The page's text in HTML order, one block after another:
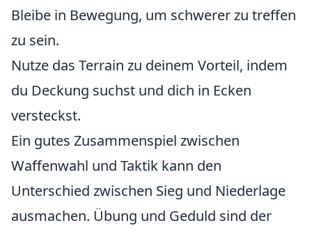
Bleibe in Bewegung, um schwerer zu treffen
zu sein.
Nutze das Terrain zu deinem Vorteil, indem
du Deckung suchst und dich in Ecken
versteckst.
Ein gutes Zusammenspiel zwischen
Waffenwahl und Taktik kann den
Unterschied zwischen Sieg und Niederlage
ausmachen. Übung und Geduld sind der